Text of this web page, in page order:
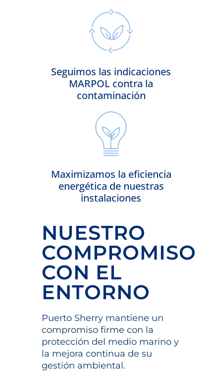
Seguimos las indicaciones
MARPOL contra la
contaminación
Maximizamos la eficiencia
energética de nuestras
instalaciones
NUESTRO
COMPROMISO
CON EL
ENTORNO
Puerto Sherry mantiene un
compromiso firme con la
protección del medio marino y
la mejora continua de su
gestión ambiental.